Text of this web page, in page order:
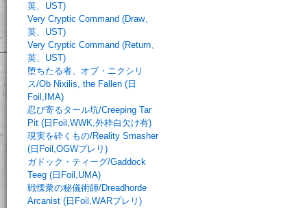
英、UST)
Very Cryptic Command (Draw、
英、UST)
Very Cryptic Command (Return、
英、UST)
堕ちたる者、オブ・ニクシリ
ス/Ob Nixilis, the Fallen (日
Foil,IMA)
忍び寄るタール坑/Creeping Tar
Pit (日Foil,WWK,外枠白欠け有)
現実を砕くもの/Reality Smasher
(日Foil,OGWプレリ)
ガドック・ティーグ/Gaddock
Teeg (日Foil,UMA)
戦慄衆の秘儀術師/Dreadhorde
Arcanist (日Foil,WARプレリ)